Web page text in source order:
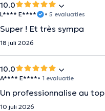
10.0
L**** E**** • 5 evaluaties
Super ! Et très sympa
18 juli 2026
10.0
A**** E****• 1 evaluatie
Un professionnalise au top
10 juli 2026